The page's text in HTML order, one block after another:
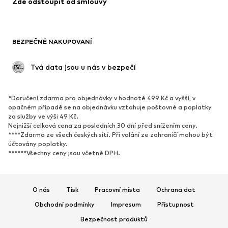
Plavky
Upcyklace
Nové
Oblíbené
Tenisky
Lodičky & boty na podpatku
Kozačky
Sandály
Exkluzivně
BEZPEČNÉ NAKUPOVANÍ
Tvá data jsou u nás v bezpečí
*Doručení zdarma pro objednávky v hodnotě 499 Kč a vyšší, v
opačném případě se na objednávku vztahuje poštovné a poplatky
za služby ve výši 49 Kč.
Nejnižší celková cena za posledních 30 dní před snížením ceny.
****Zdarma ze všech českých sítí. Při volání ze zahraničí mohou být
účtovány poplatky.
******Všechny ceny jsou včetně DPH.
O nás Tisk Pracovní místa
Ochrana dat
Obchodní podmínky
Impresum
Přístupnost
Bezpečnost produktů